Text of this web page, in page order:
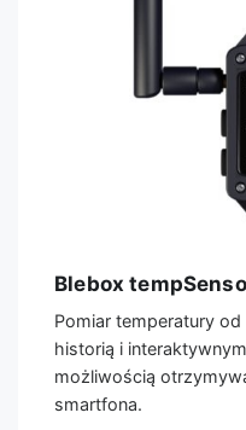
Blebox
Pomiar temperatury
historią i
możliwością
smartfona.